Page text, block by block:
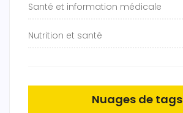
Santé et information médicale
Nutrition et santé
Nuages de tags